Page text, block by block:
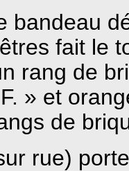
bandeau
fait le
rang de
» et
de
rue)